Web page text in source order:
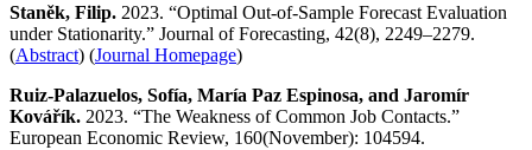
Staněk, Filip. 2023. “Optimal Out-of-Sample Forecast Evaluation
under Stationarity.” Journal of Forecasting, 42(8), 2249–2279.
(Abstract) (Journal Homepage)
Ruiz-Palazuelos, Sofía, María Paz Espinosa, and Jaromír
Kovářík. 2023. “The Weakness of Common Job Contacts.”
European Economic Review, 160(November): 104594.